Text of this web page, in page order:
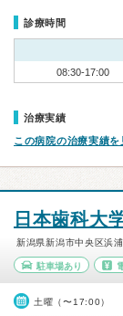
診療時間
08:30-17:00
治療実績
この病院の治療実績を
日本歯科大
新潟県新潟市中央区浜浦
駐車場あり
土曜（〜17:00）